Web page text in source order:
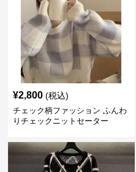
¥2,800 (税込)
チェック柄ファッション ふんわ
りチェックニットセーター